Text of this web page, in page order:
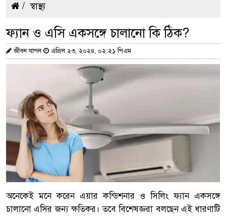
স্বাস্থ্য
ফ্যান ও এসি একসঙ্গে চালানো কি ঠিক?
জীবন যাপন এপ্রিল ২৩, ২০২৪, ০২:২১ পিএম
অনেকেই মনে করেন এয়ার কন্ডিশনার ও সিলিং ফ্যান একসঙ্গে
চালানো এসির জন্য ক্ষতিকর। তবে বিশেষজ্ঞরা বলছেন এই ধারণাটি